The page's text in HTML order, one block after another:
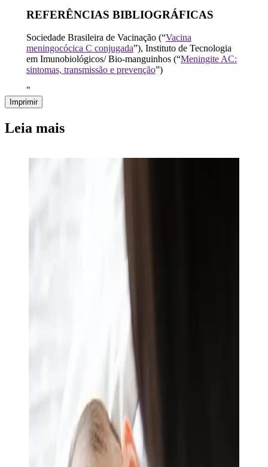
REFERÊNCIAS BIBLIOGRÁFICAS
Sociedade Brasileira de Vacinação (“Vacina
meningocócica C conjugada”), Instituto de Tecnologia
em Imunobiológicos/ Bio-manguinhos (“Meningite AC:
sintomas, transmissão e prevenção”)
"
Imprimir
Leia mais